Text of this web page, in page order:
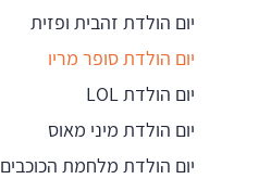
יום הולדת זהבית ופזית
יום הולדת סופר מריו
יום הולדת LOL
יום הולדת מיני מאוס
יום הולדת מלחמת הכוכבים